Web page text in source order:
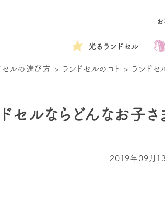
光るランドセル
セルの選び方 > ランドセルのコト > ランドセ
セルならどんなお子さ
2019年09月